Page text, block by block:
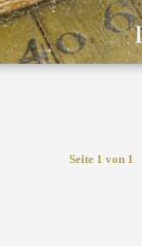
Seite 1 von 1